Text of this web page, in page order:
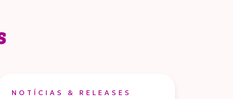
NOTÍCIAS & RELEASES